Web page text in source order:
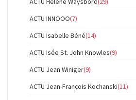
ACTU INNOOO(7)
ACTU Isabelle Béné(14)
ACTU Isée St. John Knowles(9)
ACTU Jean Winiger(9)
ACTU Jean-François Kochanski(11)